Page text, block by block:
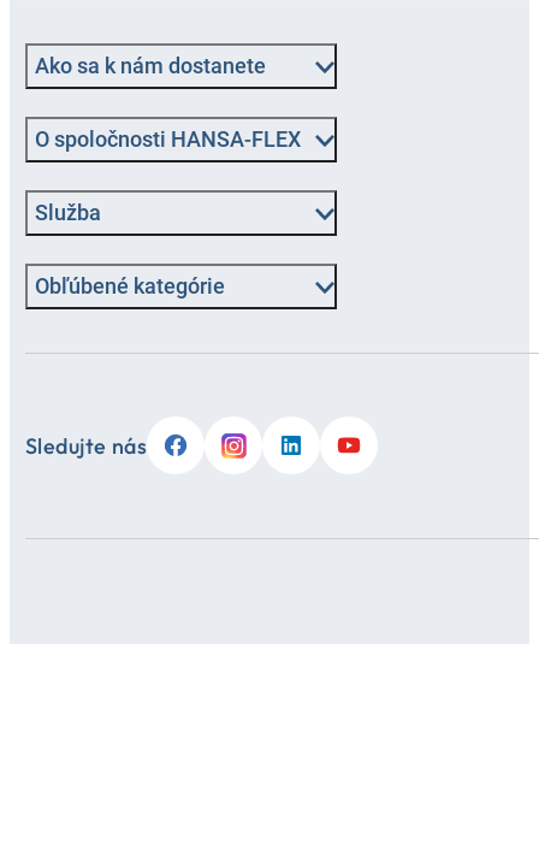
Ako sa k nám dostanete
O spoločnosti HANSA-FLEX
Služba
Obľúbené kategórie
Sledujte nás